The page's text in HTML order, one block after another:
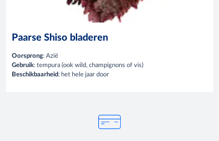
Paarse Shiso bladeren
Oorsprong: Azië
Gebruik: tempura (ook wild, champignons of vis)
Beschikbaarheid: het hele jaar door